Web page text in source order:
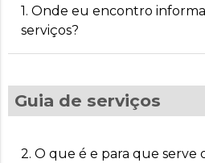
1. Onde eu encontro
serviços?
Guia de serviços
2. O que é e para que serve